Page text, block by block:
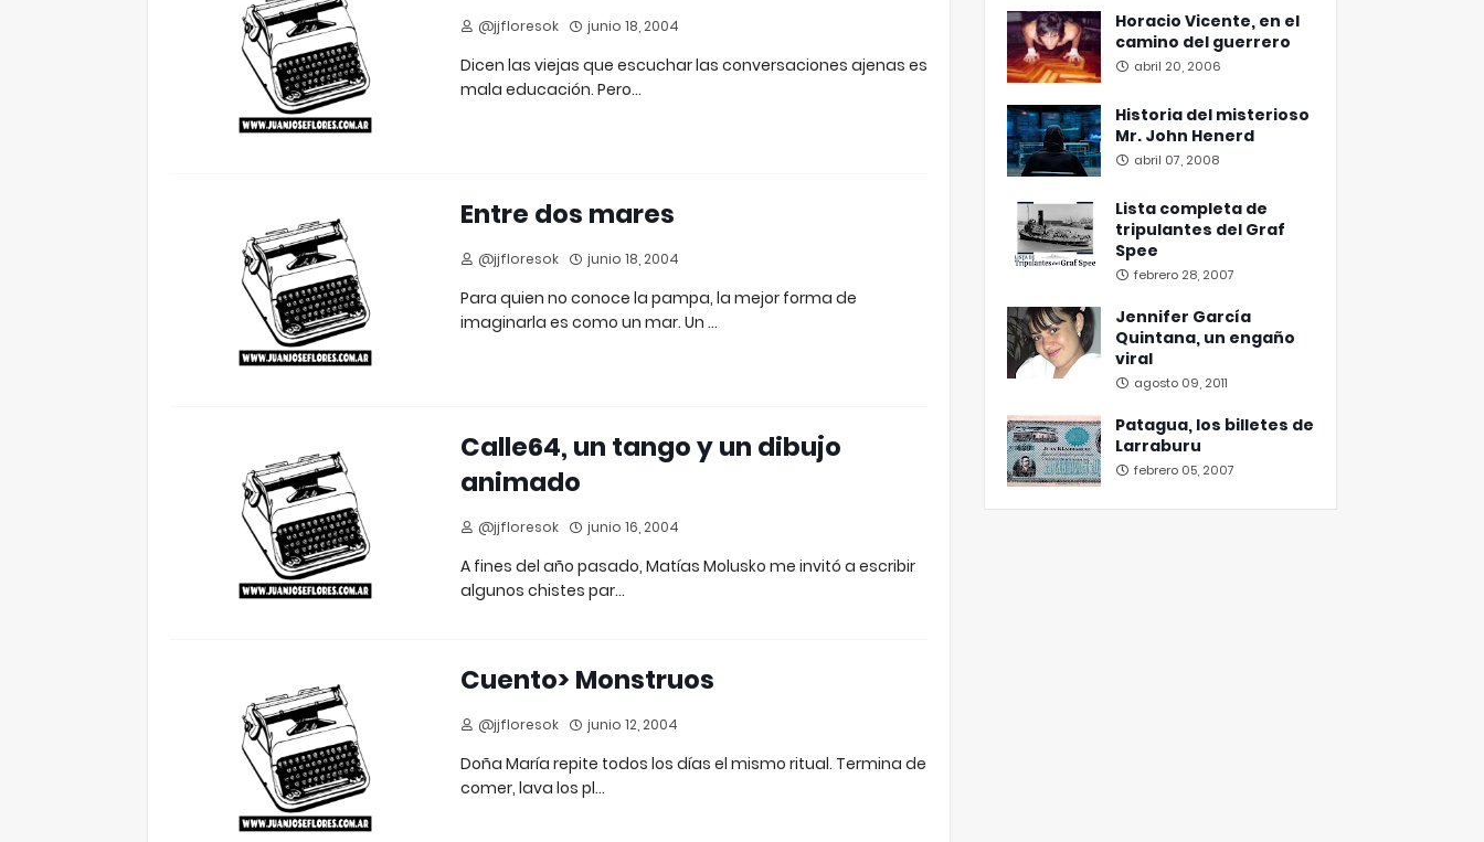
@jjfloresok junio 18, 2004
Dicen las viejas que escuchar las conversaciones ajenas es
mala educación. Pero…
Entre dos mares
@jjfloresok junio 18, 2004
Para quien no conoce la pampa, la mejor forma de
imaginarla es como un mar. Un …
Calle64, un tango y un dibujo
animado
@jjfloresok junio 16, 2004
A fines del año pasado, Matías Molusko me invitó a escribir
algunos chistes par…
Cuento> Monstruos
@jjfloresok junio 12, 2004
Doña María repite todos los días el mismo ritual. Termina de
comer, lava los pl…
Horacio Vicente, en el
camino del guerrero
abril 20, 2006
Historia del misterioso
Mr. John Henerd
abril 07, 2008
Lista completa de
tripulantes del Graf
Spee
febrero 28, 2007
Jennifer García
Quintana, un engaño
viral
agosto 09, 2011
Patagua, los billetes de
Larraburu
febrero 05, 2007